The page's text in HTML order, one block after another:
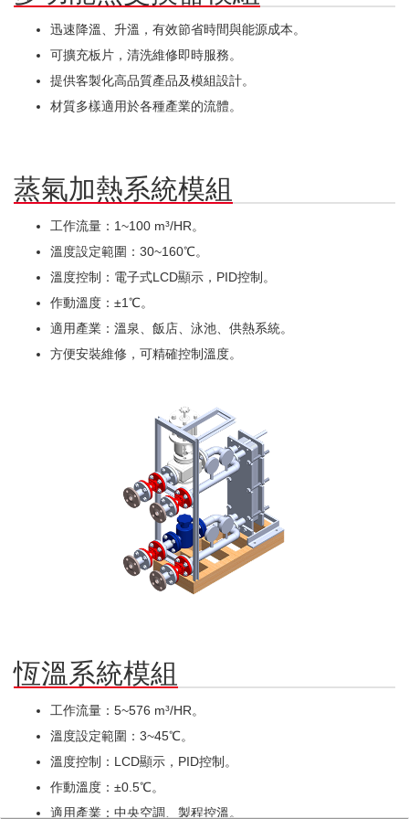
迅速降溫、升溫，有效節省時間與能源成本。
可擴充板片，清洗維修即時服務。
提供客製化高品質產品及模組設計。
材質多樣適用於各種產業的流體。
蒸氣加熱系統模組
工作流量：1~100 m³/HR。
溫度設定範圍：30~160℃。
溫度控制：電子式LCD顯示，PID控制。
作動溫度：±1℃。
適用產業：溫泉、飯店、泳池、供熱系統。
方便安裝維修，可精確控制溫度。
恆溫系統模組
工作流量：5~576 m³/HR。
溫度設定範圍：3~45℃。
溫度控制：LCD顯示，PID控制。
作動溫度：±0.5℃。
適用產業：中央空調、製程控溫。